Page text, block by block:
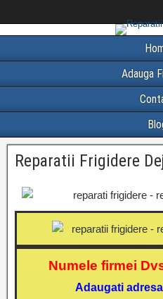
Adauga
Reparatii Frigidere Dej
Numele firmei
Adaugati